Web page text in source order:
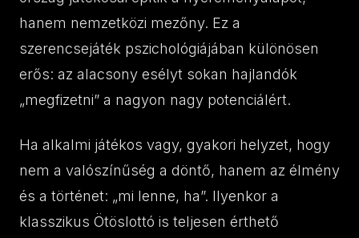
hanem nemzetközi mezőny. Ez a
szerencsejáték pszichológiájában különösen
erős: az alacsony esélyt sokan hajlandók
„megfizetni” a nagyon nagy potenciálért.
Ha alkalmi játékos vagy, gyakori helyzet, hogy
nem a valószínűség a döntő, hanem az élmény
és a történet: „mi lenne, ha”. Ilyenkor a
klasszikus Ötöslottó is teljesen érthető